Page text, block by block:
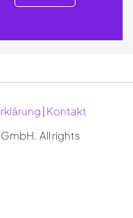
| Kontakt
All rights